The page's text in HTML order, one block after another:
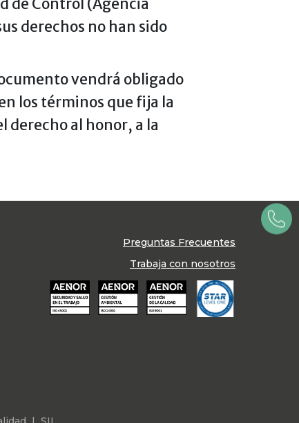
derechos no han sido
vendrá obligado
los términos que fija la
derecho al honor, a la
Preguntas Frecuentes
Trabaja con nosotros